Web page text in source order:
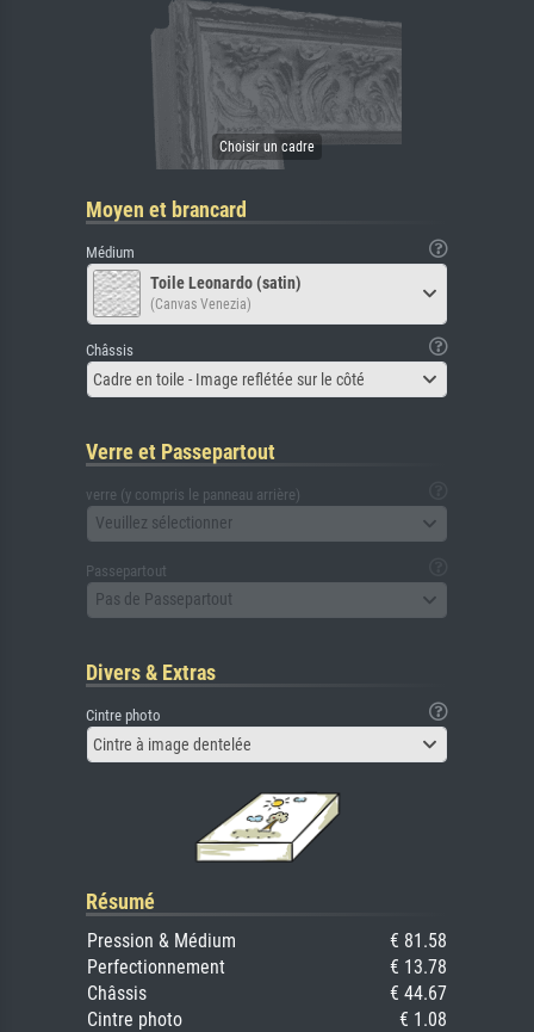
Moyen et brancard
Médium
Toile Leonardo (satin)
(Canvas Venezia)
Châssis
Cadre en toile - Image reflétée sur le côté
Verre et Passepartout
verre (y compris le panneau arrière)
Veuillez sélectionner
Passepartout
Pas de Passepartout
Divers & Extras
Cintre photo
Cintre à image dentelée
Résumé
Pression & Médium
€ 81.58
Perfectionnement
€ 13.78
Châssis
€ 44.67
Cintre photo
€ 1.08